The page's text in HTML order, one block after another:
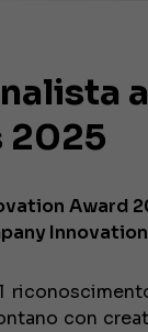
2025
Award
con